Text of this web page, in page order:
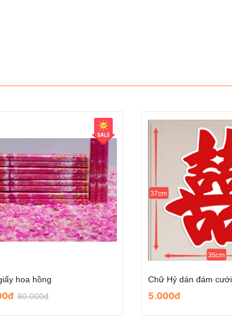
25.000đ